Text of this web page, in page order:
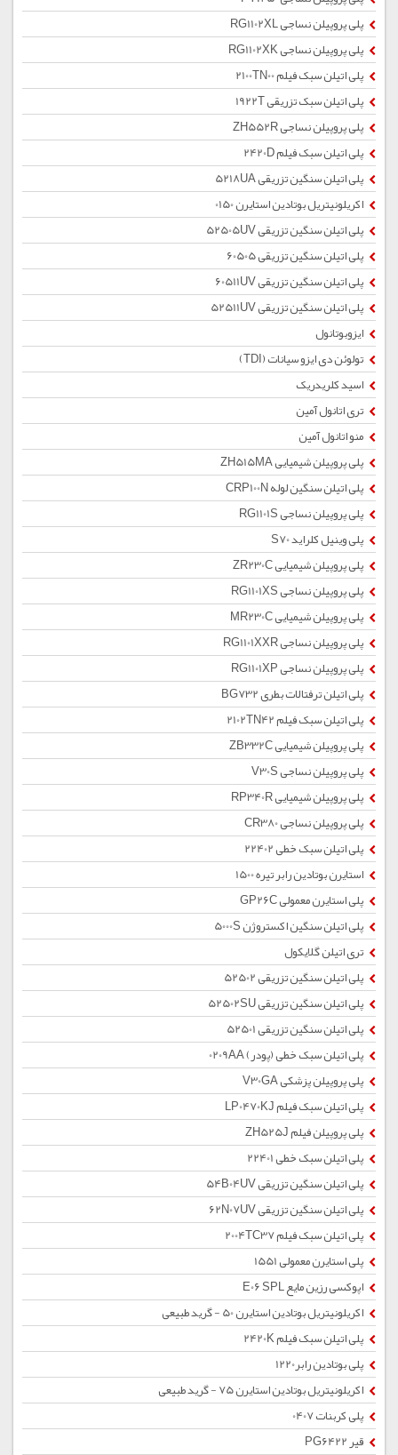
پلی پروپیلن نساجی RG1102XL
پلی پروپیلن نساجی RG1102XK
پلی اتیلن سبک فیلم 2100TN00
پلی اتیلن سبک تزریقی 1922T
پلی پروپیلن نساجی ZH552R
پلی اتیلن سبک فیلم 2420D
پلی اتیلن سنگین تزریقی 5218UA
اکریلونیتریل بوتادین استایرن 0150
پلی اتیلن سنگین تزریقی 52505UV
پلی اتیلن سنگین تزریقی 60505
پلی اتیلن سنگین تزریقی 60511UV
پلی اتیلن سنگین تزریقی 52511UV
ایزوبوتانول
تولوئن دی ایزو سیانات (TDI)
اسید کلریدریک
تری اتانول آمین
منو اتانول آمین
پلی پروپیلن شیمیایی ZH515MA
پلی اتیلن سنگین لوله CRP100N
پلی پروپیلن نساجی RG1101S
پلی وینیل کلراید S70
پلی پروپیلن شیمیایی ZR230C
پلی پروپیلن نساجی RG1101XS
پلی پروپیلن شیمیایی MR230C
پلی پروپیلن نساجی RG1101XXR
پلی پروپیلن نساجی RG1101XP
پلی اتیلن ترفتالات بطری BG732
پلی اتیلن سبک فیلم 2102TN42
پلی پروپیلن شیمیایی ZB332C
پلی پروپیلن نساجی V30S
پلی پروپیلن شیمیایی RP340R
پلی پروپیلن نساجی CR380
پلی اتیلن سبک خطی 22402
استایرن بوتادین رابر تیره 1500
پلی استایرن معمولی GP26C
پلی اتیلن سنگین اکستروژن 5000S
تری اتیلن گلایکول
پلی اتیلن سنگین تزریقی 52502
پلی اتیلن سنگین تزریقی 52502SU
پلی اتیلن سنگین تزریقی 52501
پلی اتیلن سبک خطی (پودر) 0209AA
پلی پروپیلن پزشکی V30GA
پلی اتیلن سبک فیلم LP0470KJ
پلی پروپیلن فیلم ZH525J
پلی اتیلن سبک خطی 22401
پلی اتیلن سنگین تزریقی 54B04UV
پلی اتیلن سنگین تزریقی 62N07UV
پلی اتیلن سبک فیلم 2004TC37
پلی استایرن معمولی 1551
اپوکسی رزین مایع E06 SPL
اکریلونیتریل بوتادین استایرن 50 - گرید طبیعی
پلی اتیلن سبک فیلم 2420K
پلی بوتادین رابر1220
اکریلونیتریل بوتادین استایرن 75 - گرید طبیعی
پلی کربنات 0407
قیر PG6422